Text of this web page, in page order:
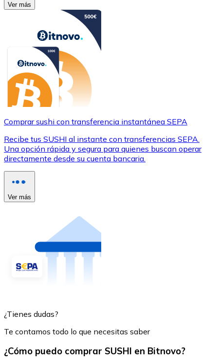
Ver más
Comprar sushi con transferencia instantánea SEPA
Recibe tus SUSHI al instante con transferencias SEPA.
Una opción rápida y segura para quienes buscan operar
directamente desde su cuenta bancaria.
Ver más
¿Tienes dudas?
Te contamos todo lo que necesitas saber
¿Cómo puedo comprar SUSHI en Bitnovo?